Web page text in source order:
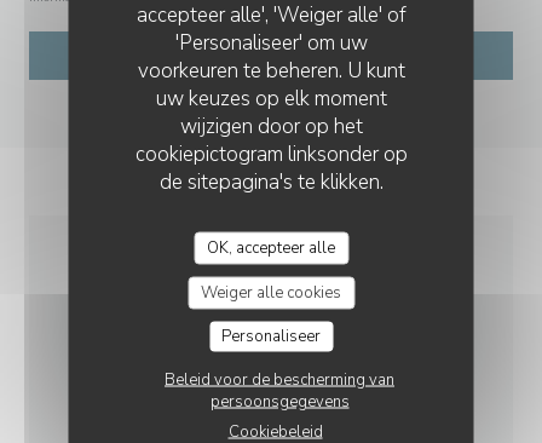
accepteer alle', 'Weiger alle' of
'Personaliseer' om uw
voorkeuren te beheren. U kunt
uw keuzes op elk moment
wijzigen door op het
cookiepictogram linksonder op
de sitepagina's te klikken.
OK, accepteer alle
Weiger alle cookies
Personaliseer
Beleid voor de bescherming van
persoonsgegevens
Cookiebeleid
ALGEMENE
INFORMATIE
KEUKEN
Traditioneel Frans, Eigengemaakt